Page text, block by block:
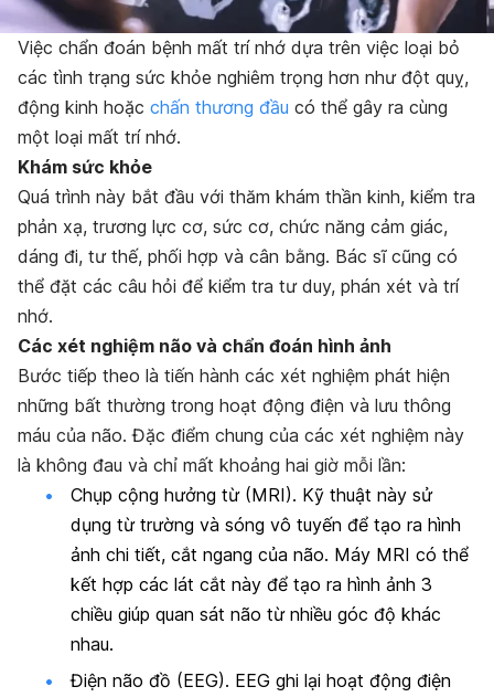
Việc chẩn đoán bệnh mất trí nhớ dựa trên việc loại bỏ
các tình trạng sức khỏe nghiêm trọng hơn như đột quỵ,
động kinh hoặc chấn thương đầu có thể gây ra cùng
một loại mất trí nhớ.
Khám sức khỏe
Quá trình này bắt đầu với thăm khám thần kinh, kiểm tra
phản xạ, trương lực cơ, sức cơ, chức năng cảm giác,
dáng đi, tư thế, phối hợp và cân bằng. Bác sĩ cũng có
thể đặt các câu hỏi để kiểm tra tư duy, phán xét và trí
nhớ.
Các xét nghiệm não và chẩn đoán hình ảnh
Bước tiếp theo là tiến hành các xét nghiệm phát hiện
những bất thường trong hoạt động điện và lưu thông
máu của não. Đặc điểm chung của các xét nghiệm này
là không đau và chỉ mất khoảng hai giờ mỗi lần:
Chụp cộng hưởng từ (MRI). Kỹ thuật này sử
dụng từ trường và sóng vô tuyến để tạo ra hình
ảnh chi tiết, cắt ngang của não. Máy MRI có thể
kết hợp các lát cắt này để tạo ra hình ảnh 3
chiều giúp quan sát não từ nhiều góc độ khác
nhau.
Điện não đồ (EEG). EEG ghi lại hoạt động điện